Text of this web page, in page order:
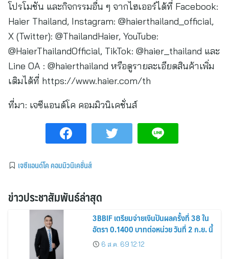
โปรโมชัน และกิจกรรมอื่น ๆ จากไฮเออร์ได้ที่ Facebook:
Haier Thailand, Instagram: @haierthailand_official,
X (Twitter): @ThailandHaier, YouTube:
@HaierThailandOfficial, TikTok: @haier_thailand และ
Line OA : @haierthailand หรือดูรายละเอียดสินค้าเพิ่ม
เติมได้ที่ https://www.haier.com/th
ที่มา: เจซีแอนด์โค คอมมิวนิเคชั่นส์
เจซีแอนด์โค คอมมิวนิเคชั่นส์
ข่าวประชาสัมพันธ์ล่าสุด
3BBIF เตรียมจ่ายเงินปันผลครั้งที่ 38 ใน
อัตรา 0.1400 บาทต่อหน่วย วันที่ 2 ก.ย. นี้
6 ส.ค. 69 12:12